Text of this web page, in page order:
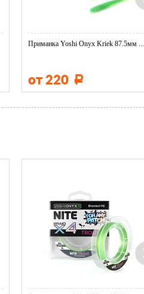
Приманка Yoshi Onyx Kriek 87.5мм ...
от 220 Р